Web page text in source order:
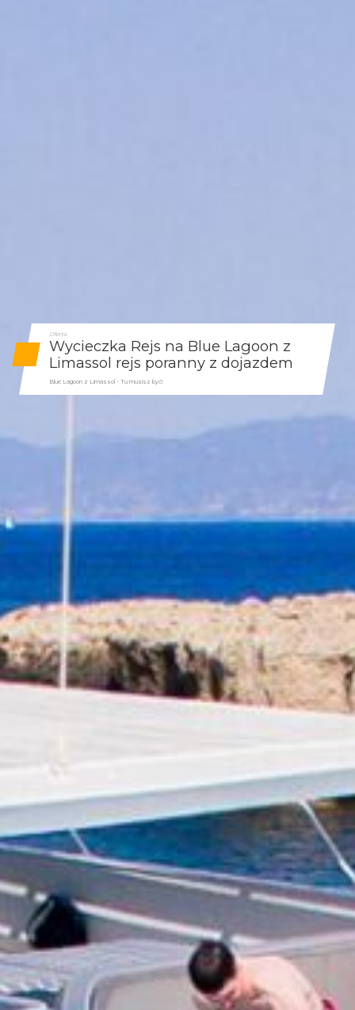
Oferta
Wycieczka Rejs na Blue Lagoon z
Limassol rejs poranny z dojazdem
Blue Lagoon z Limassol - Tu musisz być!